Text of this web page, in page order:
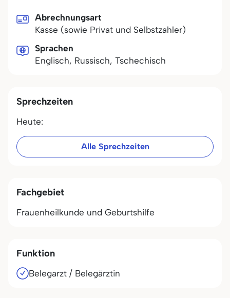
Abrechnungsart
Kasse (sowie Privat und Selbstzahler)
Sprachen
Englisch, Russisch, Tschechisch
Sprechzeiten
Heute:
Alle Sprechzeiten
Fachgebiet
Frauenheilkunde und Geburtshilfe
Funktion
Belegarzt / Belegärztin